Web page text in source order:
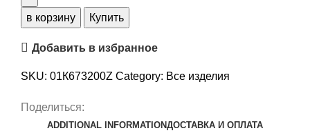
в корзину Купить
Добавить в избранное
SKU: 01К673200Z Category: Все изделия
Поделиться:
ADDITIONAL INFORMATIONДОСТАВКА И ОПЛАТА